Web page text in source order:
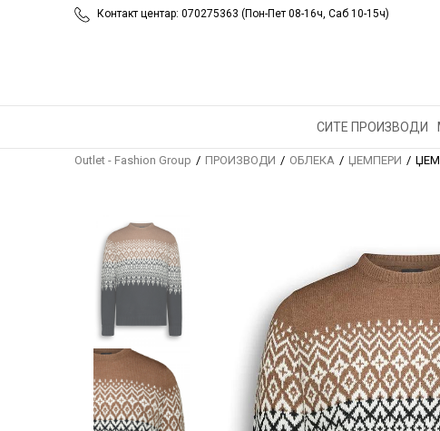
Контакт центар: 070275363 (Пон-Пет 08-16ч, Саб 10-15ч)
СИТЕ ПРОИЗВОДИ
Outlet - Fashion Group ПРОИЗВОДИ ОБЛЕКА ЏЕМПЕРИ